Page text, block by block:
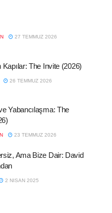
27 TEMMUZ 2026
Kapılar: The Invite (2026)
26 TEMMUZ 2026
Yabancılaşma: The
23 TEMMUZ 2026
Ama Bize Dair: David
2 NISAN 2025